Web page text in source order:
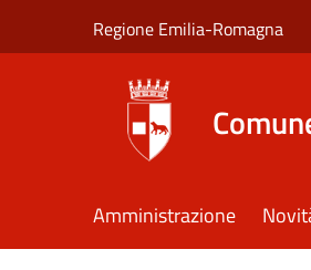
Regione Emilia-Romagna
Amministrazione